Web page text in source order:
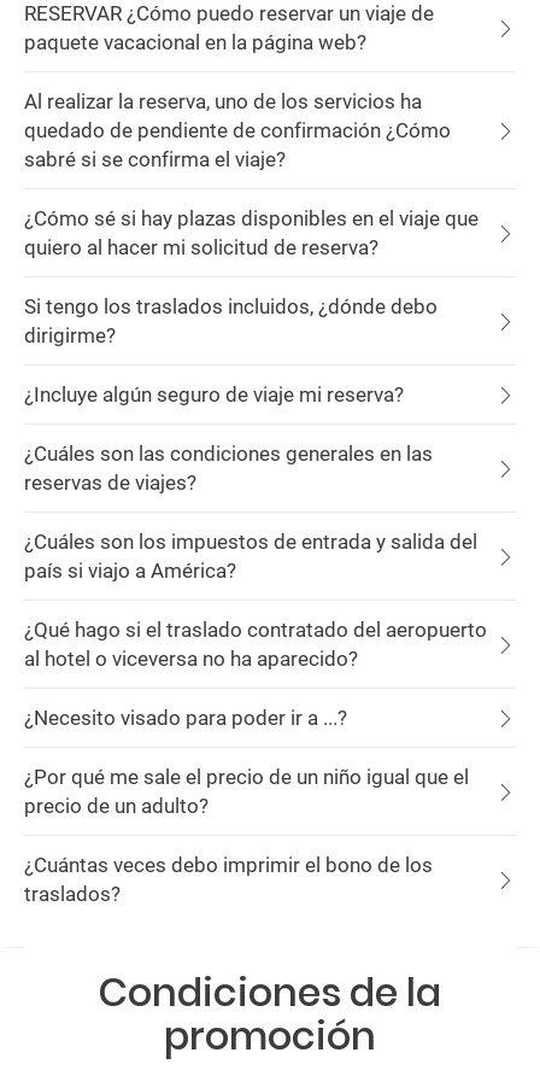
RESERVAR ¿Cómo puedo reservar un viaje de
paquete vacacional en la página web?
Al realizar la reserva, uno de los servicios ha
quedado de pendiente de confirmación ¿Cómo
sabré si se confirma el viaje?
¿Cómo sé si hay plazas disponibles en el viaje que
quiero al hacer mi solicitud de reserva?
Si tengo los traslados incluidos, ¿dónde debo
dirigirme?
¿Incluye algún seguro de viaje mi reserva?
¿Cuáles son las condiciones generales en las
reservas de viajes?
¿Cuáles son los impuestos de entrada y salida del
país si viajo a América?
¿Qué hago si el traslado contratado del aeropuerto
al hotel o viceversa no ha aparecido?
¿Necesito visado para poder ir a ...?
¿Por qué me sale el precio de un niño igual que el
precio de un adulto?
¿Cuántas veces debo imprimir el bono de los
traslados?
Condiciones de la
promoción